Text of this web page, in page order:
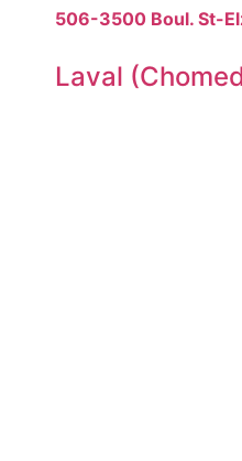
506-3500 Boul. St-
Laval